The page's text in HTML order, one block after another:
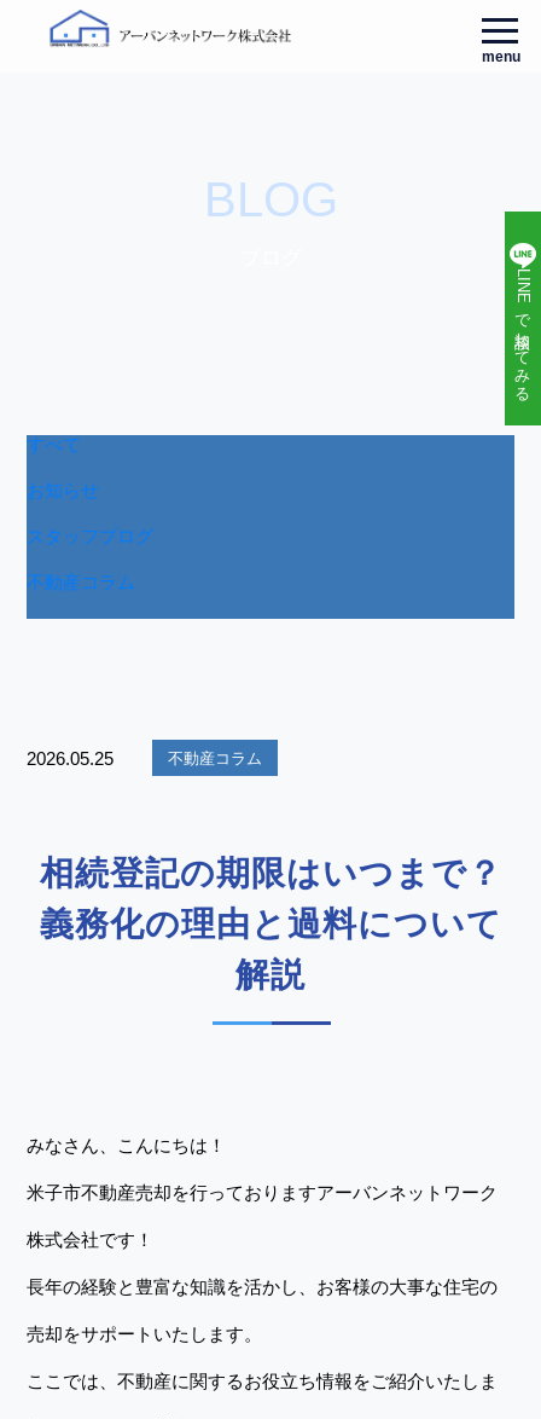
menu
LINEで相談してみる
BLOG
すべて
お知らせ
スタッフブログ
不動産コラム
相続登記の期限はいつまで？
義務化の理由と過料について
解説
不動産コラム
2026.05.25
みなさん、こんにちは！
米子市不動産売却を行っておりますアーバンネットワーク
株式会社です！
長年の経験と豊富な知識を活かし、お客様の大事な住宅の
売却をサポートいたします。
ここでは、不動産に関するお役立ち情報をご紹介いたしま